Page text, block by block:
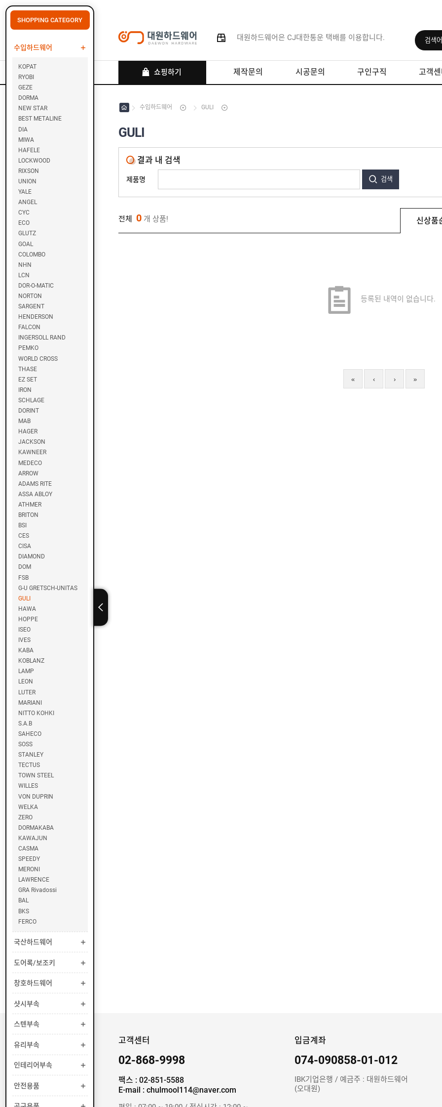
대원하드웨어은 CJ대한통운 택배를 이용합니다.
쇼핑하기 제작문의 시공문의 구인구직 고객센
SHOPPING CATEGORY
수입하드웨어
KOPAT
RYOBI
GEZE
DORMA
NEW STAR
BEST METALINE
DIA
MIWA
HAFELE
LOCKWOOD
RIXSON
UNION
YALE
ANGEL
CYC
ECO
GLUTZ
GOAL
COLOMBO
NHN
LCN
DOR-O-MATIC
NORTON
SARGENT
HENDERSON
FALCON
INGERSOLL RAND
PEMKO
WORLD CROSS
THASE
EZ SET
IRON
SCHLAGE
DORINT
MAB
HAGER
JACKSON
KAWNEER
MEDECO
ARROW
ADAMS RITE
ASSA ABLOY
ATHMER
BRITON
BSI
CES
CISA
DIAMOND
DOM
FSB
G-U GRETSCH-UNITAS
GULI
HAWA
HOPPE
ISEO
IVES
KABA
KOBLANZ
LAMP
LEON
LUTER
MARIANI
NITTO KOHKI
S.A.B
SAHECO
SOSS
STANLEY
TECTUS
TOWN STEEL
WILLES
VON DUPRIN
WELKA
ZERO
DORMAKABA
KAWAJUN
CASMA
SPEEDY
MERONI
LAWRENCE
GRA Rivadossi
BAL
BKS
FERCO
국산하드웨어
도어록/보조키
창호하드웨어
샷시부속
스텐부속
유리부속
인테리어부속
안전용품
수입하드웨어 GULI
GULI
결과 내 검색
제품명 검색
전체 0 개 상품! 신상품
등록된 내역이 없습니다.
« ‹ › »
고객센터
02-868-9998
팩스 : 02-851-5588
E-mail : chulmool114@naver.com
입금계좌
074-090858-01-012
IBK기업은행 / 예금주 : 대원하드웨어
(오대원)
수
입
하
드
어
K
P
A
T
R
O
B
E
Z
E
O
R
M
A
N
E
W
S
T
A
B
E
M
E
T
A
L
E
D
M
W
A
H
A
F
E
L
E
L
O
W
O
O
D
R
X
S
O
U
N
O
N
Y
A
E
A
N
G
L
C
Y
C